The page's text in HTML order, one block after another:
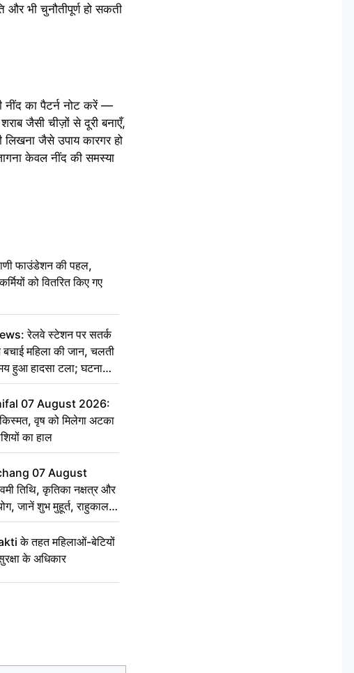
और भी चुनौतीपूर्ण हो सकती
का पैटर्न नोट करें —
जैसी चीज़ों से दूरी बनाएँ,
जैसे उपाय कारगर हो
केवल नींद की समस्या
फाउंडेशन की पहल,
को वितरित किए गए
रेलवे स्टेशन पर सतर्क
बचाई महिला की जान, चलती
हुआ हादसा टला; घटना
07 August 2026:
वृष को मिलेगा अटका
का हाल
07 August
तिथि, कृतिका नक्षत्र और
जानें शुभ मुहूर्त, राहुकाल
के तहत महिलाओं-बेटियों
के अधिकार